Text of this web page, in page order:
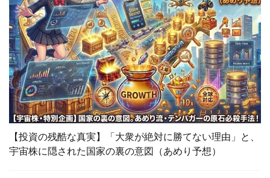
【投資の残酷な真実】「大衆が絶対に勝てない理由」と、
宇宙株に隠された国家の裏の意図（あめり予想）